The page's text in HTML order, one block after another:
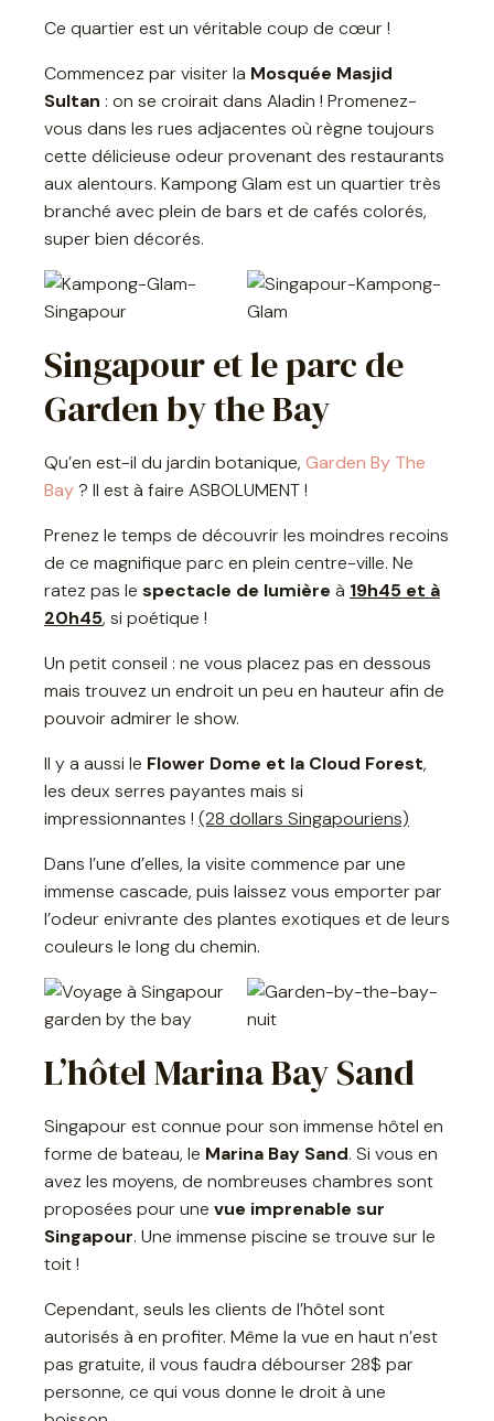
Ce quartier est un véritable coup de cœur !
Commencez par visiter la Mosquée Masjid
Sultan : on se croirait dans Aladin ! Promenez-
vous dans les rues adjacentes où règne toujours
cette délicieuse odeur provenant des restaurants
aux alentours. Kampong Glam est un quartier très
branché avec plein de bars et de cafés colorés,
super bien décorés.
Singapour et le parc de
Garden by the Bay
Qu’en est-il du jardin botanique, Garden By The
Bay ? Il est à faire ASBOLUMENT !
Prenez le temps de découvrir les moindres recoins
de ce magnifique parc en plein centre-ville. Ne
ratez pas le spectacle de lumière à 19h45 et à
20h45, si poétique !
Un petit conseil : ne vous placez pas en dessous
mais trouvez un endroit un peu en hauteur afin de
pouvoir admirer le show.
Il y a aussi le Flower Dome et la Cloud Forest,
les deux serres payantes mais si
impressionnantes ! (28 dollars Singapouriens)
Dans l’une d’elles, la visite commence par une
immense cascade, puis laissez vous emporter par
l’odeur enivrante des plantes exotiques et de leurs
couleurs le long du chemin.
L’hôtel Marina Bay Sand
Singapour est connue pour son immense hôtel en
forme de bateau, le Marina Bay Sand. Si vous en
avez les moyens, de nombreuses chambres sont
proposées pour une vue imprenable sur
Singapour. Une immense piscine se trouve sur le
toit !
Cependant, seuls les clients de l’hôtel sont
autorisés à en profiter. Même la vue en haut n’est
pas gratuite, il vous faudra débourser 28$ par
personne, ce qui vous donne le droit à une